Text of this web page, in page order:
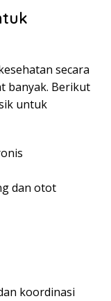
secara
banyak. Berikut
untuk
dan otot
koordinasi